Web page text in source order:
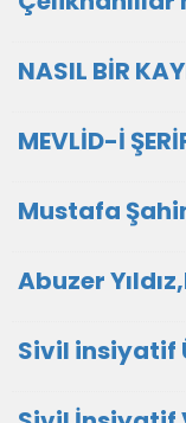
NASIL BİR
MEVLİD-İ
Mustafa
Abuzer
Sivil insiyatif